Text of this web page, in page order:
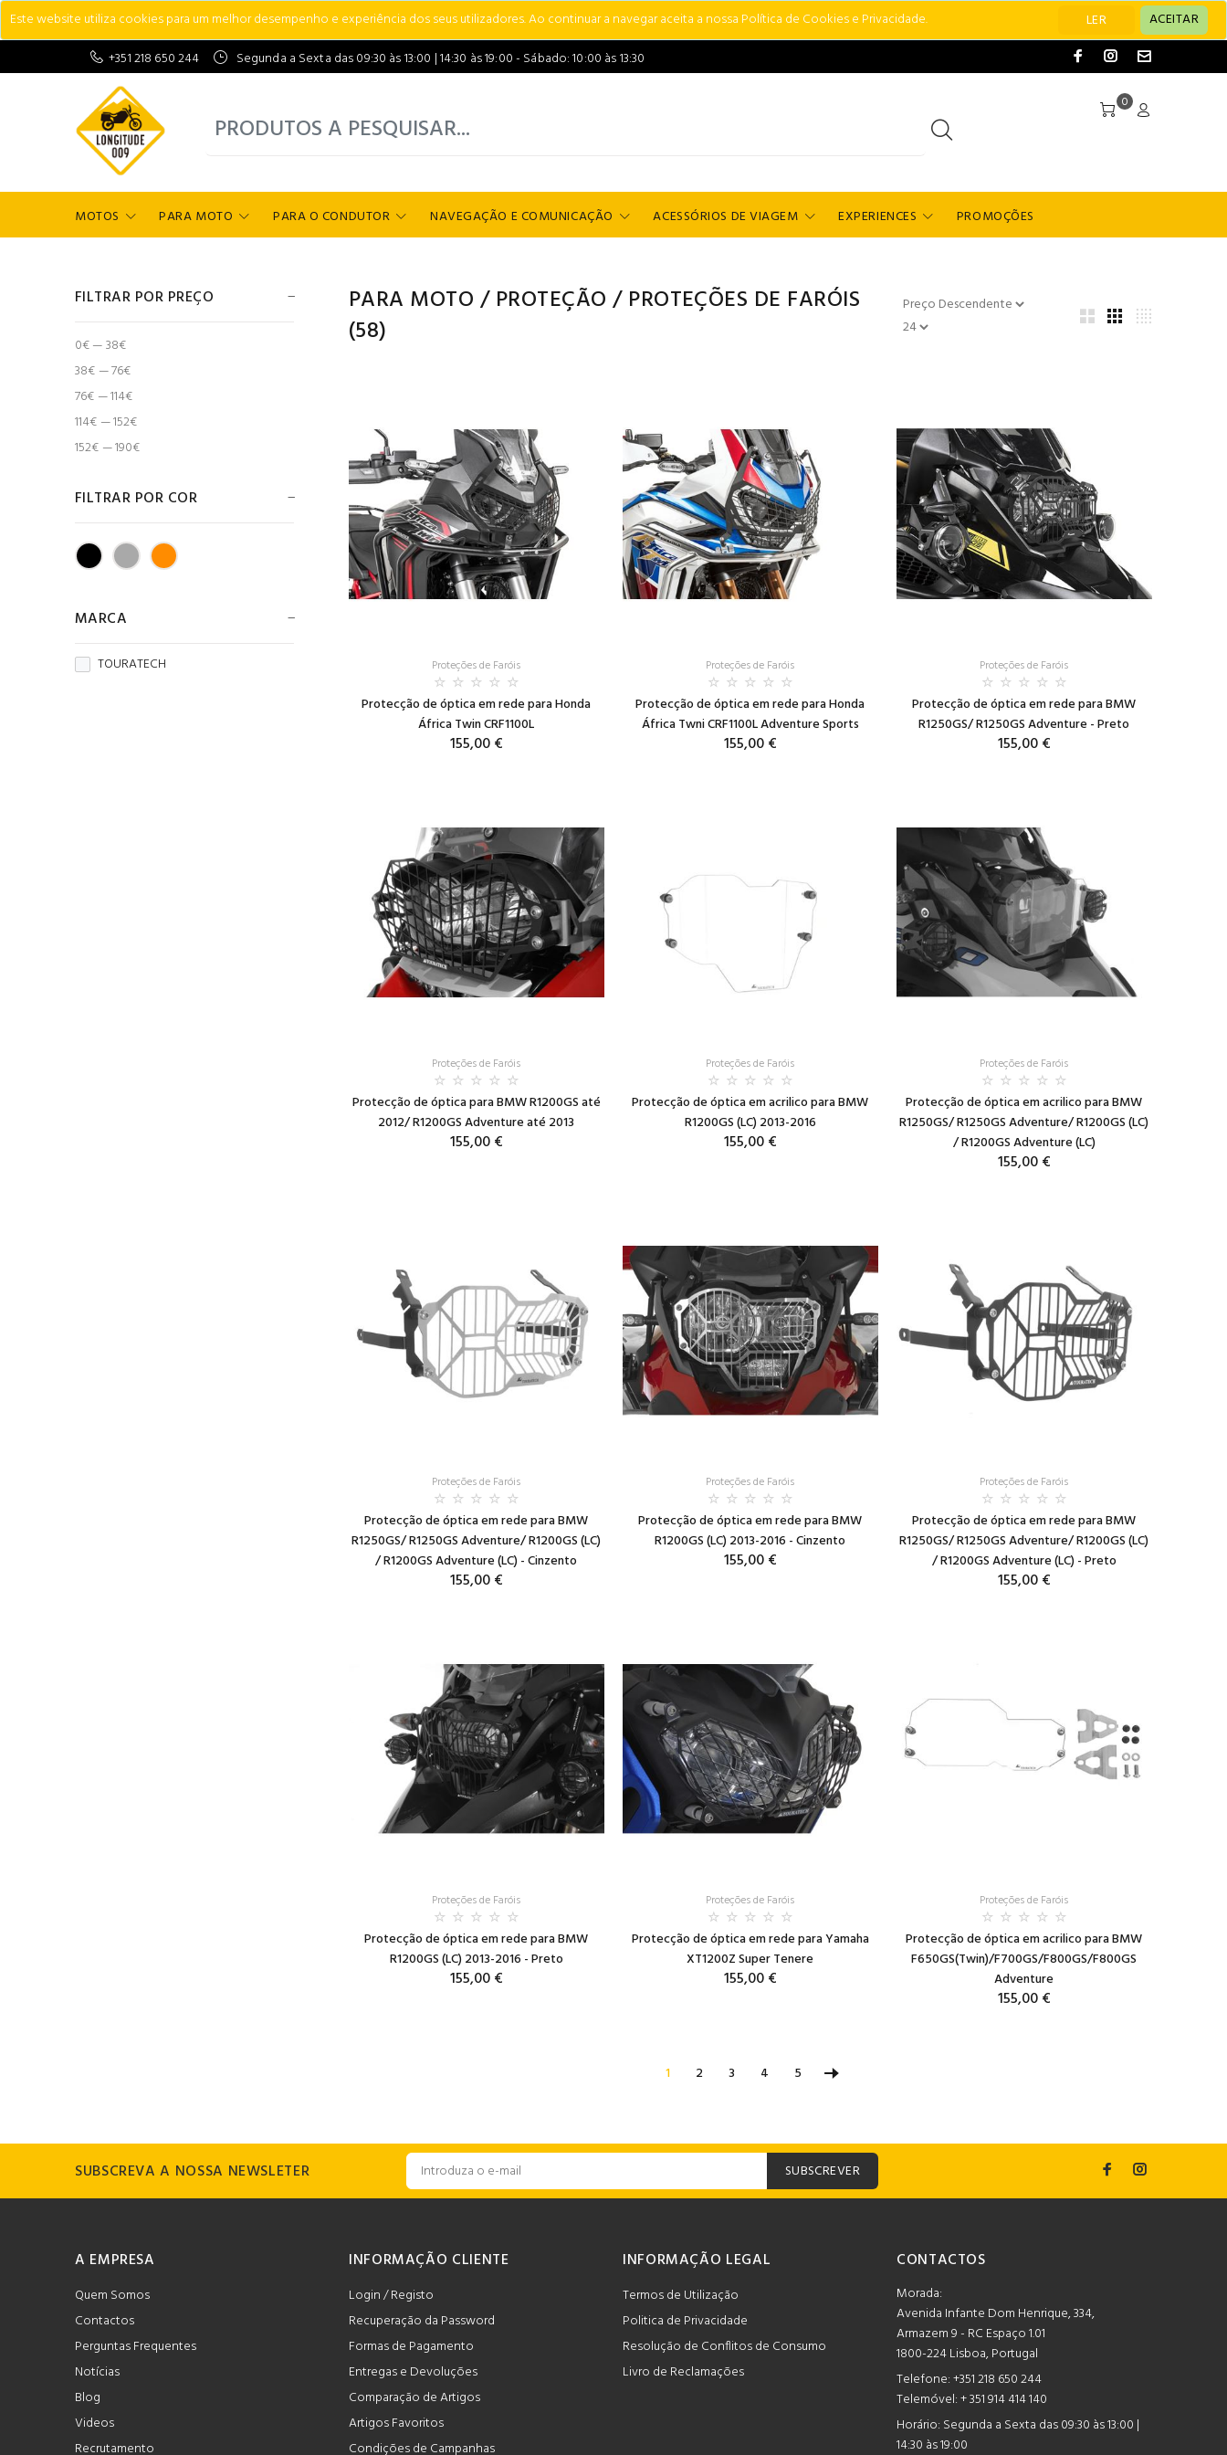
Este website utiliza cookies para um melhor desempenho e experiência dos seus utilizadores. Ao continuar a navegar aceita a nossa Política de Cookies e Privacidade. LER
ACEITAR
+351 218 650 244
Segunda a Sexta das 09:30 às 13:00 | 14:30 às 19:00 - Sábado: 10:00 às 13:30
0
MOTOS PARA MOTO PARA O CONDUTOR NAVEGAÇÃO E COMUNICAÇÃO ACESSÓRIOS DE VIAGEM EXPERIENCES PROMOÇÕES
FILTRAR POR PREÇO
0€ — 38€
38€ — 76€
76€ — 114€
114€ — 152€
152€ — 190€
FILTRAR POR COR
MARCA
TOURATECH
PARA MOTO / PROTEÇÃO / PROTEÇÕES DE FARÓIS
(58)
Proteções de Faróis
Protecção de óptica em rede para Honda
África Twin CRF1100L
155,00 €
Proteções de Faróis
Protecção de óptica em rede para Honda
África Twni CRF1100L Adventure Sports
155,00 €
Proteções de Faróis
Protecção de óptica em rede para BMW
R1250GS/ R1250GS Adventure - Preto
155,00 €
Proteções de Faróis
Protecção de óptica para BMW R1200GS até
2012/ R1200GS Adventure até 2013
155,00 €
Proteções de Faróis
Protecção de óptica em acrilico para BMW
R1200GS (LC) 2013-2016
155,00 €
Proteções de Faróis
Protecção de óptica em acrilico para BMW
R1250GS/ R1250GS Adventure/ R1200GS (LC)
/ R1200GS Adventure (LC)
155,00 €
Proteções de Faróis
Protecção de óptica em rede para BMW
R1250GS/ R1250GS Adventure/ R1200GS (LC)
/ R1200GS Adventure (LC) - Cinzento
155,00 €
Proteções de Faróis
Protecção de óptica em rede para BMW
R1200GS (LC) 2013-2016 - Cinzento
155,00 €
Proteções de Faróis
Protecção de óptica em rede para BMW
R1250GS/ R1250GS Adventure/ R1200GS (LC)
/ R1200GS Adventure (LC) - Preto
155,00 €
Proteções de Faróis
Protecção de óptica em rede para BMW
R1200GS (LC) 2013-2016 - Preto
155,00 €
Proteções de Faróis
Protecção de óptica em rede para Yamaha
XT1200Z Super Tenere
155,00 €
Proteções de Faróis
Protecção de óptica em acrilico para BMW
F650GS(Twin)/F700GS/F800GS/F800GS
Adventure
155,00 €
1 2 3 4 5
SUBSCREVA A NOSSA NEWSLETER SUBSCREVER
A EMPRESA
Quem Somos
Contactos
Perguntas Frequentes
Notícias
Blog
Videos
Recrutamento
INFORMAÇÃO CLIENTE
Login / Registo
Recuperação da Password
Formas de Pagamento
Entregas e Devoluções
Comparação de Artigos
Artigos Favoritos
Condições de Campanhas
INFORMAÇÃO LEGAL
Termos de Utilização
Politica de Privacidade
Resolução de Conflitos de Consumo
Livro de Reclamações
CONTACTOS
Morada:
Avenida Infante Dom Henrique, 334,
Armazem 9 - RC Espaço 1.01
1800-224 Lisboa, Portugal
Telefone:+351 218 650 244
Telemóvel: + 351 914 414 140
Horário: Segunda a Sexta das 09:30 às 13:00 |
14:30 às 19:00